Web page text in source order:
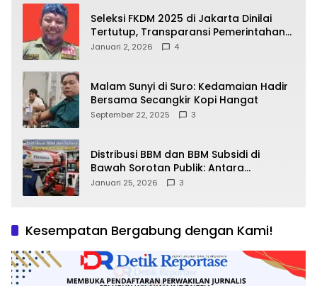
Seleksi FKDM 2025 di Jakarta Dinilai
Tertutup, Transparansi Pemerintahan
Pramono–Rano Dipertanyakan
Januari 2, 2026 4
Malam Sunyi di Suro: Kedamaian Hadir
Bersama Secangkir Kopi Hangat
September 22, 2025 3
Distribusi BBM dan BBM Subsidi di
Bawah Sorotan Publik: Antara
Kepentingan Negara, Hak Konsumen,
Januari 25, 2026 3
Kesempatan Bergabung dengan Kami!